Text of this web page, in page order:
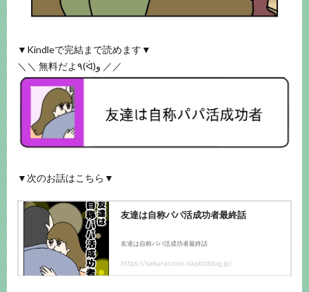
▼Kindleで完結まで読めます▼
＼＼ 無料だよ٩(ᐛ)و ／／
▼次のお話はこちら▼